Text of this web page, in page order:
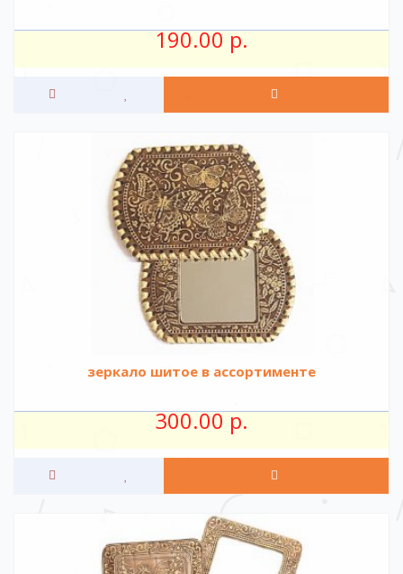
190.00 р.
зеркало шитое в ассортименте
300.00 р.